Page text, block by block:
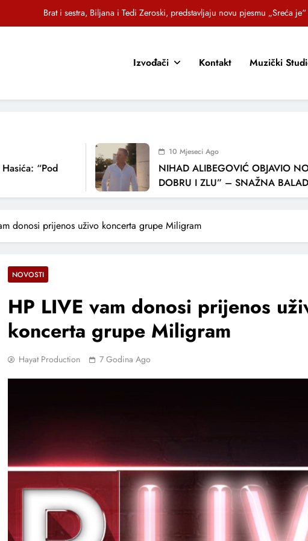
DJEČIJI HOR SUNCOKRETI KROZ PJESMU POZVALI MALIŠANE NA DOBRE NAVIKE
BEZ – Novi sarajevski bend predstavlja debitantski singl „Ljetno popodne“
Izvođači Kontakt Muzički
“Pod
10 Mjeseci Ago
NIHAD ALIBEGOVIĆ OBJAVIO NOVU
DOBRU I ZLU” – SNAŽNA BALADA O
LJUBAVI I VREMENU KOJE NAS MIJENJA
donosi prijenos uživo koncerta grupe Miligram
NOVOSTI
HP LIVE vam donosi prijenos
koncerta grupe Miligram
Hayat Production 7 Godina Ago